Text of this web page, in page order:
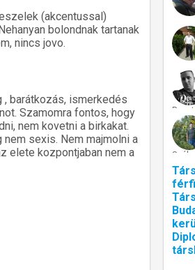
(akcentussal)
bolondnak tartanak
nincs jovo.
, barátkozás, ismerkedés
Szamomra fontos, hogy
nem kovetni a birkakat.
sexis. Nem majmolni a
elete kozpontjaban nem a